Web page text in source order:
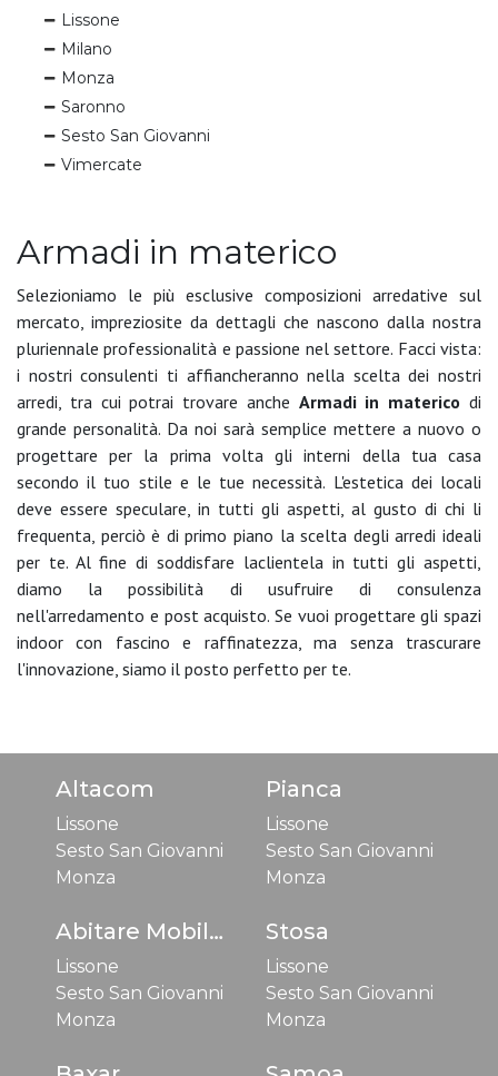
Lissone
Milano
Monza
Saronno
Sesto San Giovanni
Vimercate
Armadi in materico
Selezioniamo le più esclusive composizioni arredative sul
mercato, impreziosite da dettagli che nascono dalla nostra
pluriennale professionalità e passione nel settore. Facci vista:
i nostri consulenti ti affiancheranno nella scelta dei nostri
arredi, tra cui potrai trovare anche Armadi in materico di
grande personalità. Da noi sarà semplice mettere a nuovo o
progettare per la prima volta gli interni della tua casa
secondo il tuo stile e le tue necessità. L'estetica dei locali
deve essere speculare, in tutti gli aspetti, al gusto di chi li
frequenta, perciò è di primo piano la scelta degli arredi ideali
per te. Al fine di soddisfare laclientela in tutti gli aspetti,
diamo la possibilità di usufruire di consulenza
nell'arredamento e post acquisto. Se vuoi progettare gli spazi
indoor con fascino e raffinatezza, ma senza trascurare
l'innovazione, siamo il posto perfetto per te.
Altacom
Lissone
Sesto San Giovanni
Monza
Pianca
Lissone
Sesto San Giovanni
Monza
Abitare Mobilstella
Lissone
Sesto San Giovanni
Monza
Stosa
Lissone
Sesto San Giovanni
Monza